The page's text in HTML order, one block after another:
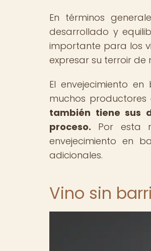
En términos
desarrollado y
importante para los
expresar su terroir
El envejecimiento
muchos
también tiene sus
proceso. Por esta
envejecimiento en
adicionales.
Vino sin